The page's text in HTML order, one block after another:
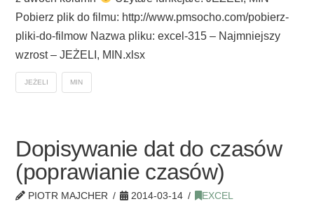
Pobierz plik do filmu: http://www.pmsocho.com/pobierz-
pliki-do-filmow Nazwa pliku: excel-315 – Najmniejszy
wzrost – JEŻELI, MIN.xlsx
JEŻELI MIN
Dopisywanie dat do czasów
(poprawianie czasów)
PIOTR MAJCHER 2014-03-14 EXCEL